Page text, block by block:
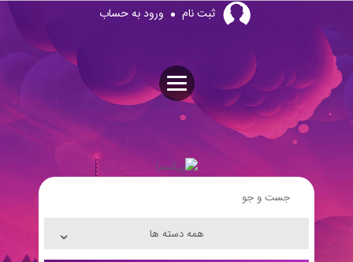
content
ثبت نام ورود به حساب